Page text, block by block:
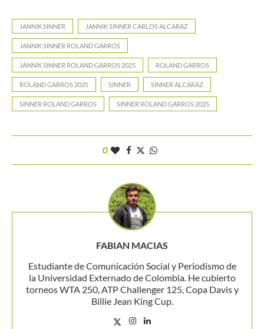
JANNIK SINNER JANNIK SINNER CARLOS ALCARAZ
JANNIK SINNER ROLAND GARROS
JANNIK SINNER ROLAND GARROS 2025 ROLAND GARROS
ROLAND GARROS 2025 SINNER SINNER ALCARAZ
SINNER ROLAND GARROS SINNER ROLAND GARROS 2025
0
FABIAN MACIAS
Estudiante de Comunicación Social y Periodismo de
la Universidad Externado de Colombia. He cubierto
torneos WTA 250, ATP Challenger 125, Copa Davis y
Billie Jean King Cup.